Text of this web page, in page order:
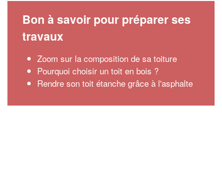
Bon à savoir pour préparer ses
travaux
Zoom sur la composition de sa toiture
Pourquoi choisir un toit en bois ?
Rendre son toit étanche grâce à l'asphalte